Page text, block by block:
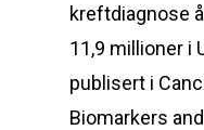
kreftdiagnose
11,9 millioner i
publisert i
Biomarkers